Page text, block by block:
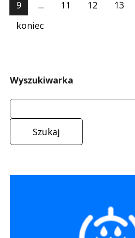
9
... 11 12 13
koniec
Wyszukiwarka